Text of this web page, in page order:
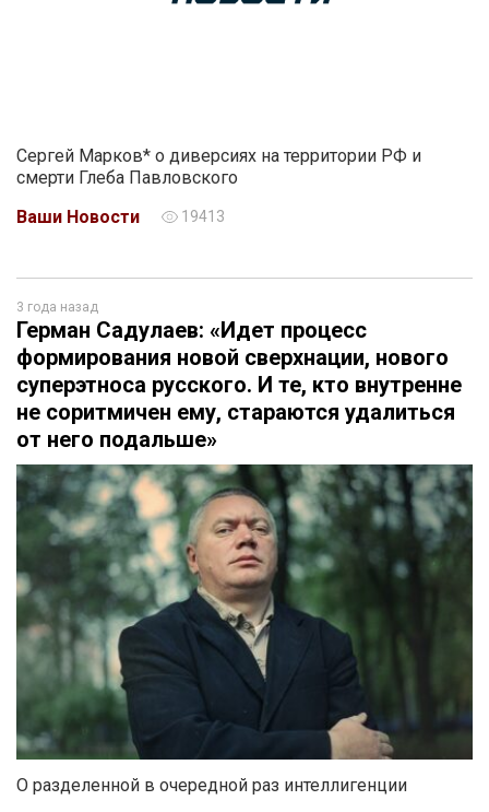
Сергей Марков* о диверсиях на территории РФ и
смерти Глеба Павловского
Ваши Новости
19413
3 года назад
Герман Садулаев: «Идет процесс
формирования новой сверхнации, нового
суперэтноса русского. И те, кто внутренне
не соритмичен ему, стараются удалиться
от него подальше»
О разделенной в очередной раз интеллигенции